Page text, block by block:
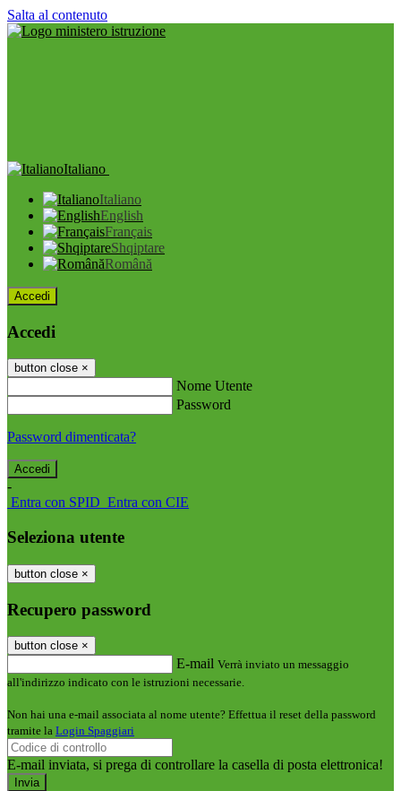
Salta al contenuto
Italiano
Italiano
English
Français
Shqiptare
Română
Accedi
Accedi
button close ×
Nome Utente
Password
Password dimenticata?
-
Entra con SPID Entra con CIE
Seleziona utente
button close ×
Recupero password
button close ×
E-mail Verrà inviato un messaggio
all'indirizzo indicato con le istruzioni necessarie.
Non hai una e-mail associata al nome utente? Effettua il reset della password
tramite la Login Spaggiari
E-mail inviata, si prega di controllare la casella di posta elettronica!